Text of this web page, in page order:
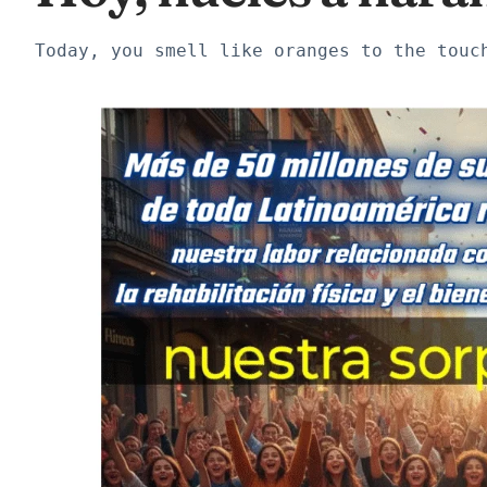
Today, you smell like oranges to the